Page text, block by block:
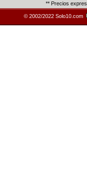
** Precios
© 2002/2022 Solo10.com